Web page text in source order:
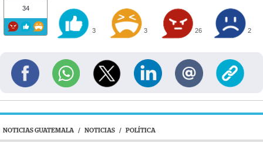
34
3 3 26 2
NOTICIAS GUATEMALA / NOTICIAS / POLÍTICA